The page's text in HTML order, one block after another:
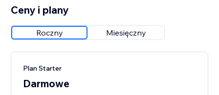
Ceny i plany
Roczny Miesięczny
Plan Starter
Darmowe